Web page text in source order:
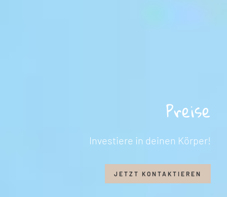
Preise
Investiere in deinen Körper!
JETZT KONTAKTIEREN